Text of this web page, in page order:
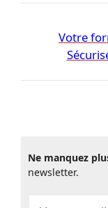
Votre
Ne manquez
newsletter.